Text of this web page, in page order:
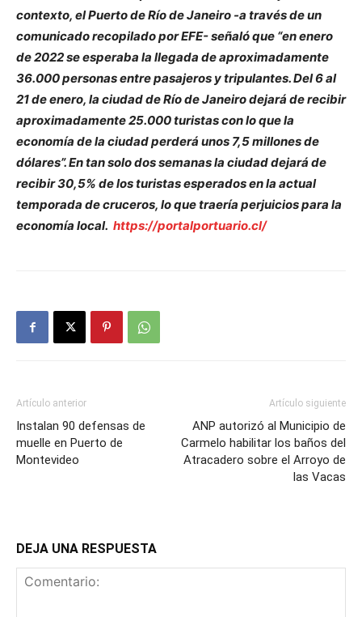
contexto, el Puerto de Río de Janeiro -a través de un
comunicado recopilado por EFE- señaló que “en enero
de 2022 se esperaba la llegada de aproximadamente
36.000 personas entre pasajeros y tripulantes. Del 6 al
21 de enero, la ciudad de Río de Janeiro dejará de recibir
aproximadamente 25.000 turistas con lo que la
economía de la ciudad perderá unos 7,5 millones de
dólares”. En tan solo dos semanas la ciudad dejará de
recibir 30,5% de los turistas esperados en la actual
temporada de cruceros, lo que traería perjuicios para la
economía local. https://portalportuario.cl/
Artículo anterior
Instalan 90 defensas de
muelle en Puerto de
Montevideo
Artículo siguiente
ANP autorizó al Municipio de
Carmelo habilitar los baños del
Atracadero sobre el Arroyo de
las Vacas
DEJA UNA RESPUESTA